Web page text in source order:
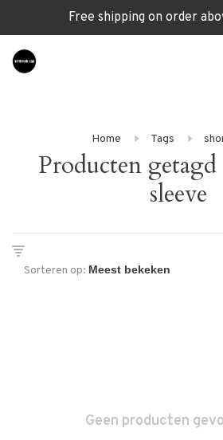
Free shipping on order
Home Tags
Producten
sleeve
Sorteren op:
Geen producten